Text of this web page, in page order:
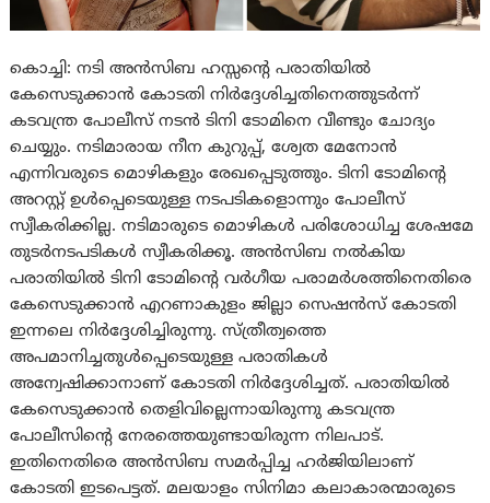
കൊച്ചി: നടി അൻസിബ ഹസ്സന്റെ പരാതിയിൽ
കേസെടുക്കാൻ കോടതി നിർദ്ദേശിച്ചതിനെത്തുടർന്ന്
കടവന്ത്ര പോലീസ് നടൻ ടിനി ടോമിനെ വീണ്ടും ചോദ്യം
ചെയ്യും. നടിമാരായ നീന കുറുപ്പ്, ശ്വേത മേനോൻ
എന്നിവരുടെ മൊഴികളും രേഖപ്പെടുത്തും. ടിനി ടോമിന്റെ
അറസ്റ്റ് ഉൾപ്പെടെയുള്ള നടപടികളൊന്നും പോലീസ്
സ്വീകരിക്കില്ല. നടിമാരുടെ മൊഴികൾ പരിശോധിച്ച ശേഷമേ
തുടർനടപടികൾ സ്വീകരിക്കൂ. അൻസിബ നൽകിയ
പരാതിയിൽ ടിനി ടോമിന്റെ വർഗീയ പരാമർശത്തിനെതിരെ
കേസെടുക്കാൻ എറണാകുളം ജില്ലാ സെഷൻസ് കോടതി
ഇന്നലെ നിർദ്ദേശിച്ചിരുന്നു. സ്ത്രീത്വത്തെ
അപമാനിച്ചതുൾപ്പെടെയുള്ള പരാതികൾ
അന്വേഷിക്കാനാണ് കോടതി നിർദ്ദേശിച്ചത്. പരാതിയിൽ
കേസെടുക്കാൻ തെളിവില്ലെന്നായിരുന്നു കടവന്ത്ര
പോലീസിന്റെ നേരത്തെയുണ്ടായിരുന്ന നിലപാട്.
ഇതിനെതിരെ അൻസിബ സമർപ്പിച്ച ഹർജിയിലാണ്
കോടതി ഇടപെട്ടത്. മലയാളം സിനിമാ കലാകാരന്മാരുടെ